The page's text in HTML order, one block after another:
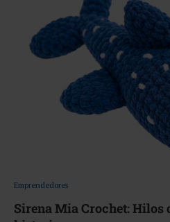
Emprendedores
Sirena Mia Crochet: Hilos